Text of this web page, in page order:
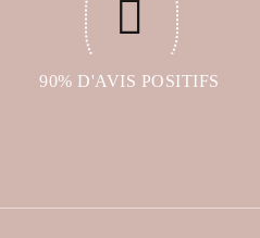
90% D'AVIS POSITIFS